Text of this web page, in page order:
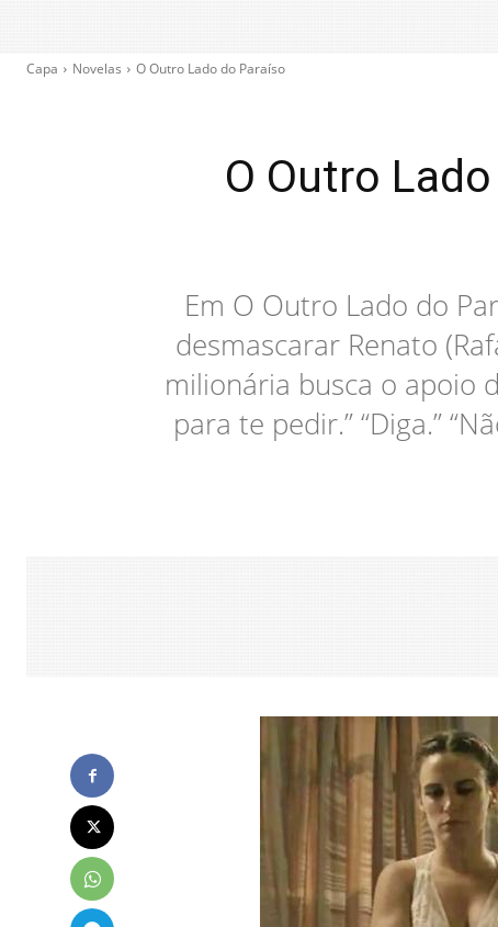
Capa Novelas O Outro Lado do Paraíso
O Outro
Em O Outro Lado do
desmascarar Renato
milionária busca o apoio
para te pedir.” “Diga.”